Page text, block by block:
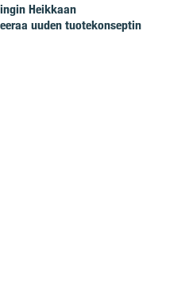
Heikkaan
uuden tuotekonseptin